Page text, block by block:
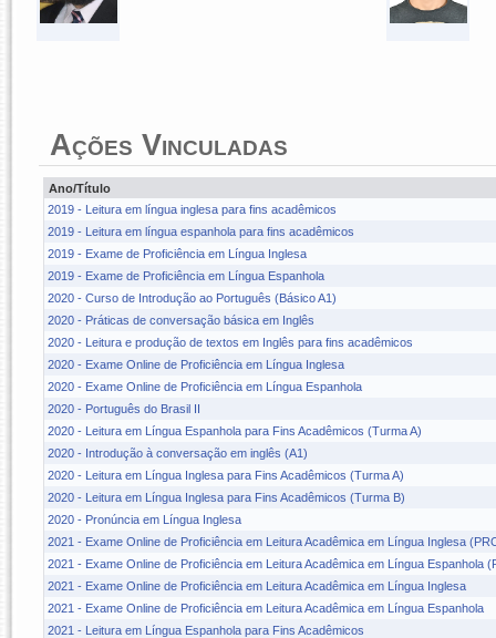
Ações Vinculadas
Ano/Título
2019 - Leitura em língua inglesa para fins acadêmicos
2019 - Leitura em língua espanhola para fins acadêmicos
2019 - Exame de Proficiência em Língua Inglesa
2019 - Exame de Proficiência em Língua Espanhola
2020 - Curso de Introdução ao Português (Básico A1)
2020 - Práticas de conversação básica em Inglês
2020 - Leitura e produção de textos em Inglês para fins acadêmicos
2020 - Exame Online de Proficiência em Língua Inglesa
2020 - Exame Online de Proficiência em Língua Espanhola
2020 - Português do Brasil II
2020 - Leitura em Língua Espanhola para Fins Acadêmicos (Turma A)
2020 - Introdução à conversação em inglês (A1)
2020 - Leitura em Língua Inglesa para Fins Acadêmicos (Turma A)
2020 - Leitura em Língua Inglesa para Fins Acadêmicos (Turma B)
2020 - Pronúncia em Língua Inglesa
2021 - Exame Online de Proficiência em Leitura Acadêmica em Língua Inglesa
2021 - Exame Online de Proficiência em Leitura Acadêmica em Língua Espanhola
2021 - Exame Online de Proficiência em Leitura Acadêmica em Língua Inglesa
2021 - Exame Online de Proficiência em Leitura Acadêmica em Língua Espanhola
2021 - Leitura em Língua Espanhola para Fins Acadêmicos